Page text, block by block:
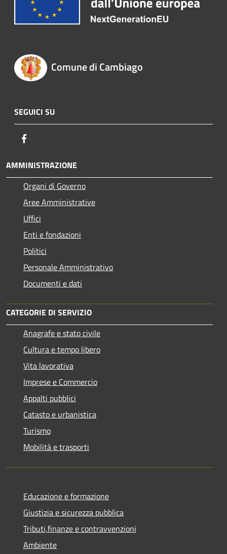
Comune di Cambiago
SEGUICI SU
AMMINISTRAZIONE
Organi di Governo
Aree Amministrative
Uffici
Enti e fondazioni
Politici
Personale Amministrativo
Documenti e dati
CATEGORIE DI SERVIZIO
Anagrafe e stato civile
Cultura e tempo libero
Vita lavorativa
Imprese e Commercio
Appalti pubblici
Catasto e urbanistica
Turismo
Mobilità e trasporti
Educazione e formazione
Giustizia e sicurezza pubblica
Tributi,finanze e contravvenzioni
Ambiente